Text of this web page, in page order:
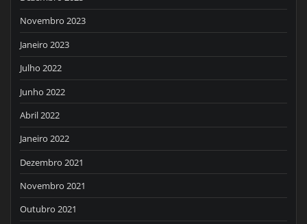
Novembro 2023
Janeiro 2023
Julho 2022
Junho 2022
Abril 2022
Janeiro 2022
Dezembro 2021
Novembro 2021
Outubro 2021